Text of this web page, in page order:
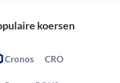
koersen
Cronos CRO